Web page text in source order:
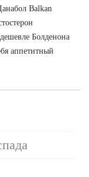
Balkan
Болденона
аппетитный